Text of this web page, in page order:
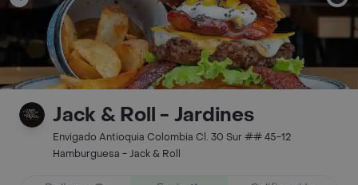
Jack & Roll - Jardines
Envigado Antioquia Colombia Cl. 30 Sur ## 45-12
Hamburguesa - Jack & Roll